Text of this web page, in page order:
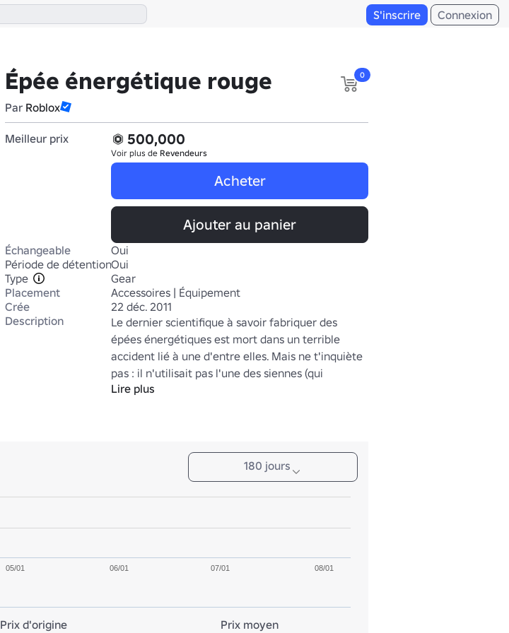
S'inscrire Connexion
Épée énergétique rouge
Par Roblox
0
Meilleur prix 500,000
Voir plus de Revendeurs
Acheter
Ajouter au panier
Échangeable
Oui
Période de détentionOui
Type
Gear
Placement
Accessoires | Équipement
Crée
22 déc. 2011
Description
Le dernier scientifique à savoir fabriquer des
épées énergétiques est mort dans un terrible
accident lié à une d'entre elles. Mais ne t'inquiète
pas : il n'utilisait pas l'une des siennes (qui
fonctionnent parfaitement !). Il testait l'épée d'un
sauras dans la description d'une autre épée
énergétique. Comment on les a eues ? Elles
Lire plus
180 jours
05/01 06/01 07/01 08/01
Prix d'origine Prix moyen